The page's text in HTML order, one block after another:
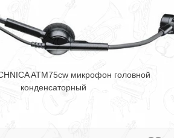
ATM75cw микрофон головной
конденсаторный